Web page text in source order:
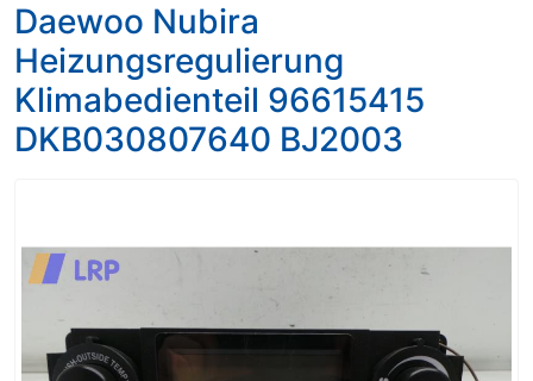
Daewoo Nubira
Heizungsregulierung
Klimabedienteil 96615415
DKB030807640 BJ2003